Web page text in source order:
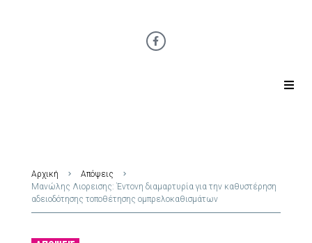
Αρχική
Απόψεις
Μανώλης Λιορεισης: Έντονη διαμαρτυρία για την καθυστέρηση
αδειοδότησης τοποθέτησης ομπρελοκαθισμάτων